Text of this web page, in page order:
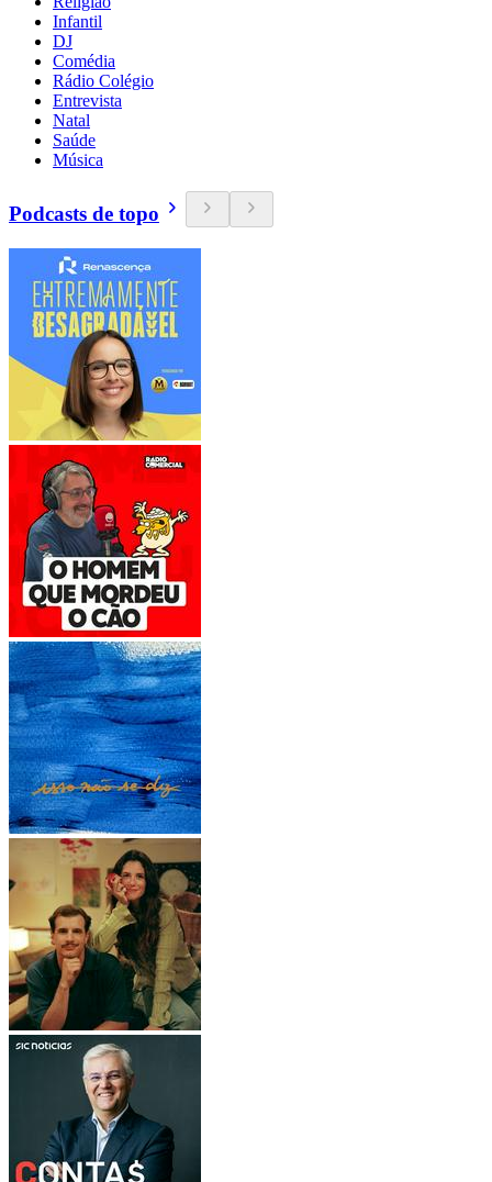
Infantil
DJ
Comédia
Rádio Colégio
Entrevista
Natal
Saúde
Música
Podcasts de topo